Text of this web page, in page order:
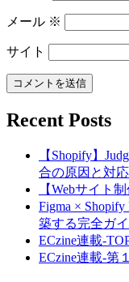
メール ※
サイト
Recent Posts
【Shopify】
合の原因と対
【Webサイト
Figma ×
築する完全ガ
ECzine連載-
ECzine連載-第